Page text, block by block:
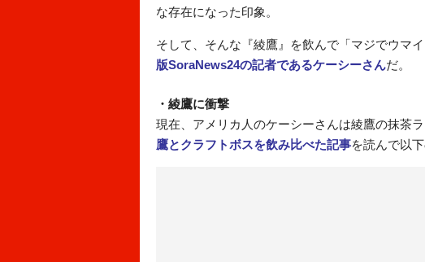
な存在になった印象。
そして、そんな『綾鷹』を飲んで「マジでウマ
版SoraNews24の記者であるケーシーさんだ。
・綾鷹に衝撃
現在、アメリカ人のケーシーさんは綾鷹の抹茶
鷹とクラフトボスを飲み比べた記事を読んで以